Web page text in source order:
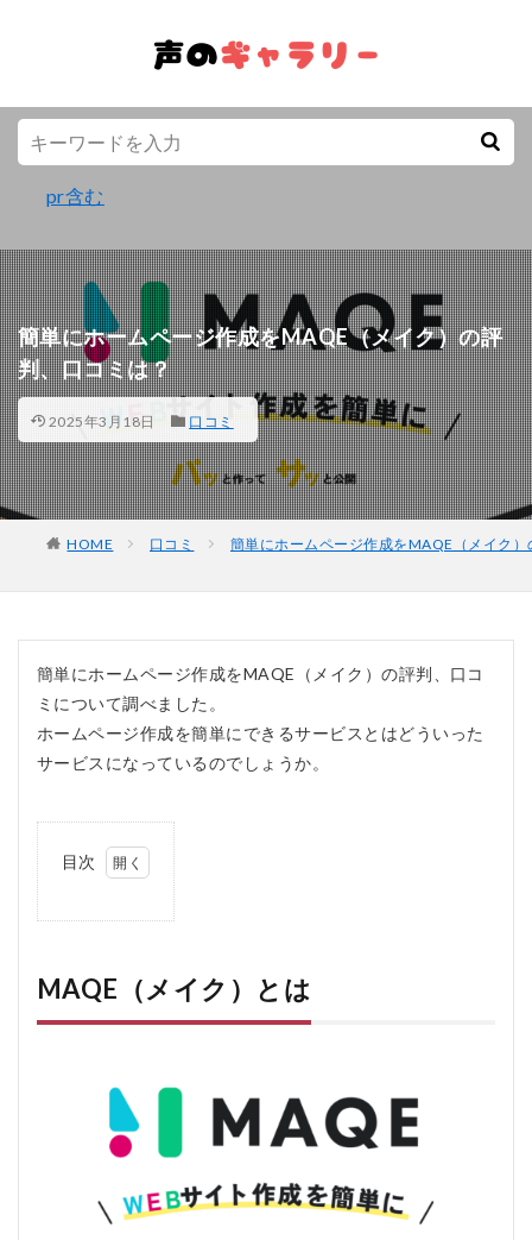
pr含む
簡単にホームページ作成をMAQE（メイク）の評
判、口コミは？
2025年3月18日 口コミ
HOME 口コミ 簡単にホームページ作成をMAQE（メイク
簡単にホームページ作成をMAQE（メイク）の評判、口コ
ミについて調べました。
ホームページ作成を簡単にできるサービスとはどういった
サービスになっているのでしょうか。
目次
MAQE（メ
イク）の口
MAQE（メ
イク）のメ
リット、デ
3.0.1
メリッ
MAQE（メイク）とは